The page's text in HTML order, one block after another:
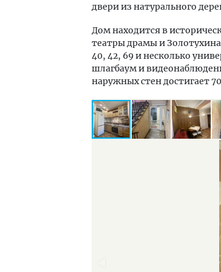
двери из натурального
Дом находится в
театры драмы и
40, 42, 69 и несколько
шлагбаум и
наружных стен достигает